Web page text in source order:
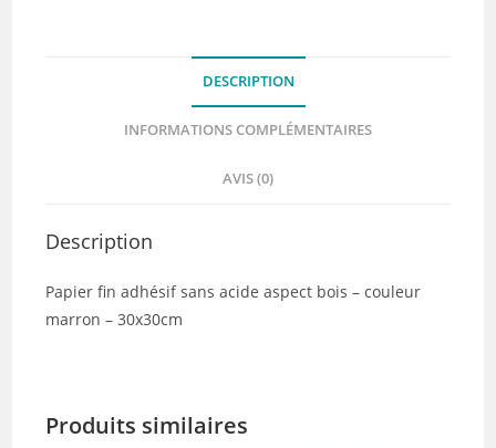
DESCRIPTION
INFORMATIONS COMPLÉMENTAIRES
AVIS (0)
Description
Papier fin adhésif sans acide aspect bois – couleur
marron – 30x30cm
Produits similaires